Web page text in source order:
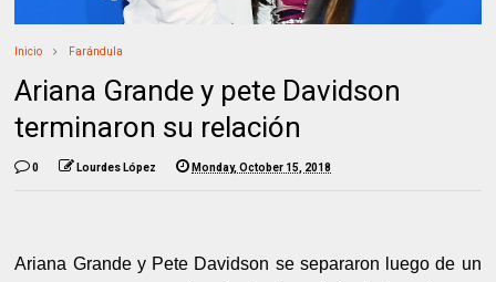
Inicio Farándula
Ariana Grande y pete Davidson
terminaron su relación
0 Lourdes López Monday, October 15, 2018
Ariana Grande y Pete Davidson se separaron luego de un